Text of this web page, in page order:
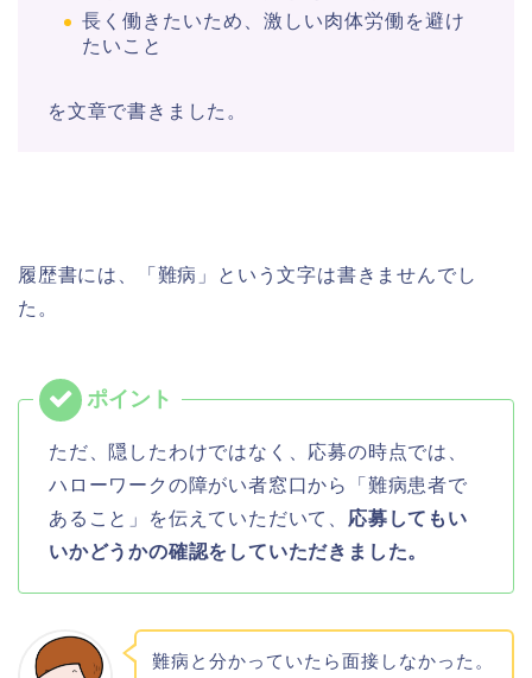
長く働きたいため、激しい肉体労働を避け
たいこと
を文章で書きました。
履歴書には、「難病」という文字は書きませんでし
た。
ただ、隠したわけではなく、応募の時点では、
ハローワークの障がい者窓口から「難病患者で
あること」を伝えていただいて、 応募してもい
いかどうかの確認をしていただきました。
難病と分かっていたら面接しなかった。